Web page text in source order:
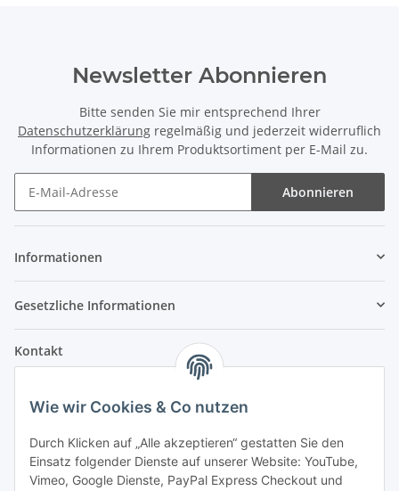
Newsletter Abonnieren
Bitte senden Sie mir entsprechend Ihrer
Datenschutzerklärung regelmäßig und jederzeit widerruflich
Informationen zu Ihrem Produktsortiment per E-Mail zu.
Abonnieren
Informationen
Gesetzliche Informationen
Kontakt
Im Weiherfeld 10
Montag bis Freitag
Ladengeschäft: 8.00 Uhr - 17.00 Uhr
Wie wir Cookies & Co nutzen
Durch Klicken auf „Alle akzeptieren“ gestatten Sie den
Einsatz folgender Dienste auf unserer Website: YouTube,
Vimeo, Google Dienste, PayPal Express Checkout und